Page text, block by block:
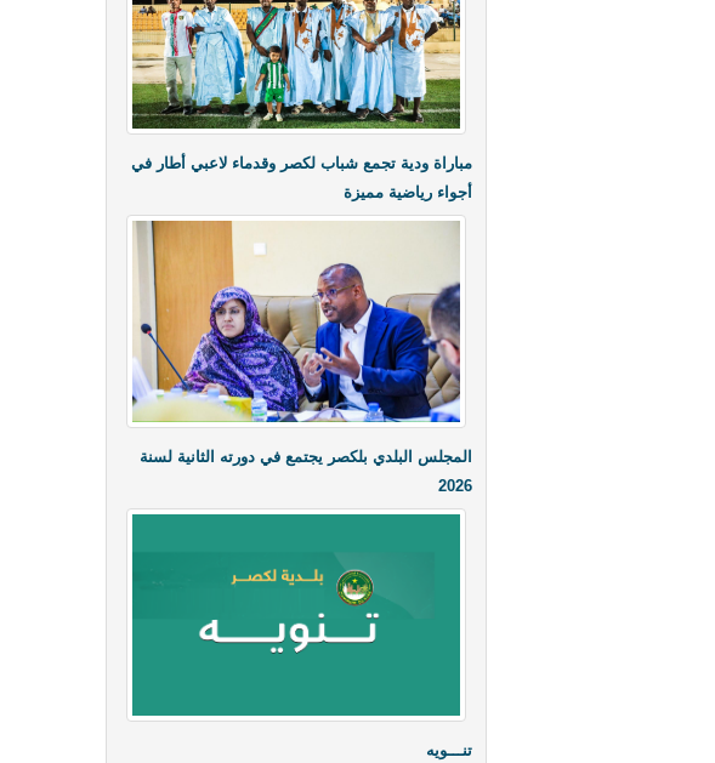
مباراة ودية تجمع شباب لكصر وقدماء لاعبي أطار في
أجواء رياضية مميزة
المجلس البلدي بلكصر يجتمع في دورته الثانية لسنة
2026
تنـــويه